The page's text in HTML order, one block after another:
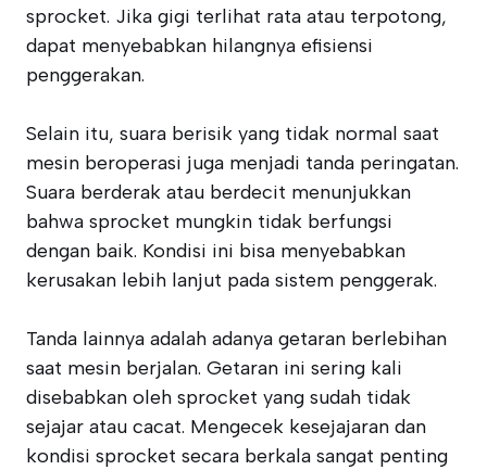
sprocket. Jika gigi terlihat rata atau terpotong,
dapat menyebabkan hilangnya efisiensi
penggerakan.
Selain itu, suara berisik yang tidak normal saat
mesin beroperasi juga menjadi tanda peringatan.
Suara berderak atau berdecit menunjukkan
bahwa sprocket mungkin tidak berfungsi
dengan baik. Kondisi ini bisa menyebabkan
kerusakan lebih lanjut pada sistem penggerak.
Tanda lainnya adalah adanya getaran berlebihan
saat mesin berjalan. Getaran ini sering kali
disebabkan oleh sprocket yang sudah tidak
sejajar atau cacat. Mengecek kesejajaran dan
kondisi sprocket secara berkala sangat penting